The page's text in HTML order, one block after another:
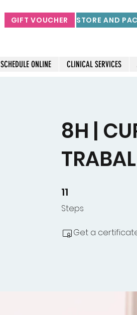
GIFT VOUCHER
SCHEDULE ONLINE CLINICAL SERVICES
8H |
11
Steps
11 Steps
Get a